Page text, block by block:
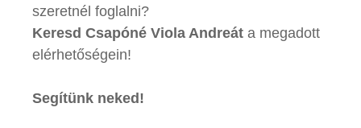
szeretnél foglalni?
Keresd Csapóné Viola Andreát a megadott
elérhetőségein!
Segítünk neked!